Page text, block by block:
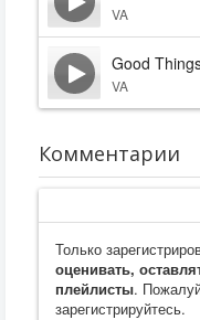
VA
Good
VA
Комментарии
Только
оценивать,
плейлисты.
зарегистрируйтесь.